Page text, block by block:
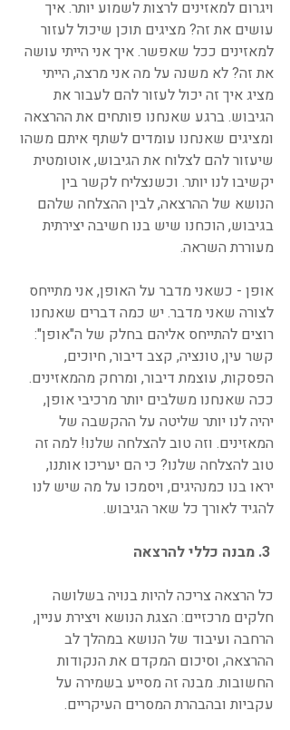
ויגרום למאזינים לרצות לשמוע יותר. איך
עושים את זה? מציגים תוכן שיכול לעזור
למאזינים ככל שאפשר. איך אני הייתי עושה
את זה? לא משנה על מה אני מרצה, הייתי
מציג איך זה יכול לעזור להם לעבור את
הגיבוש. ברגע שאנחנו פותחים את ההרצאה
ומציגים שאנחנו עומדים לשתף איתם משהו
שיעזור להם לצלוח את הגיבוש, אוטומטית
יקשיבו לנו יותר. וכשנצליח לקשר בין
הנושא של ההרצאה, לבין ההצלחה שלהם
בגיבוש, הוכחנו שיש בנו חשיבה יצירתית
מעוררת השראה.
אופן - כשאני מדבר על האופן, אני מתייחס
לצורה שאני מדבר. יש כמה דברים שאנחנו
רוצים להתייחס אליהם בחלק של ה"אופן":
קשר עין, טונציה, קצב דיבור, חיוכים,
הפסקות, עוצמת דיבור, ומרחק מהמאזינים.
ככה שאנחנו משלבים יותר מרכיבי אופן,
יהיה לנו יותר שליטה על ההקשבה של
המאזינים. וזה טוב להצלחה שלנו! למה זה
טוב להצלחה שלנו? כי הם יעריכו אותנו,
יראו בנו כמנהיגים, ויסמכו על מה שיש לנו
להגיד לאורך כל שאר הגיבוש.
כל הרצאה צריכה להיות בנויה בשלושה
חלקים מרכזיים: הצגת הנושא ויצירת עניין,
הרחבה ועיבוד של הנושא במהלך לב
ההרצאה, וסיכום המקדם את הנקודות
החשובות. מבנה זה מסייע בשמירה על
עקביות ובהבהרת המסרים העיקריים.